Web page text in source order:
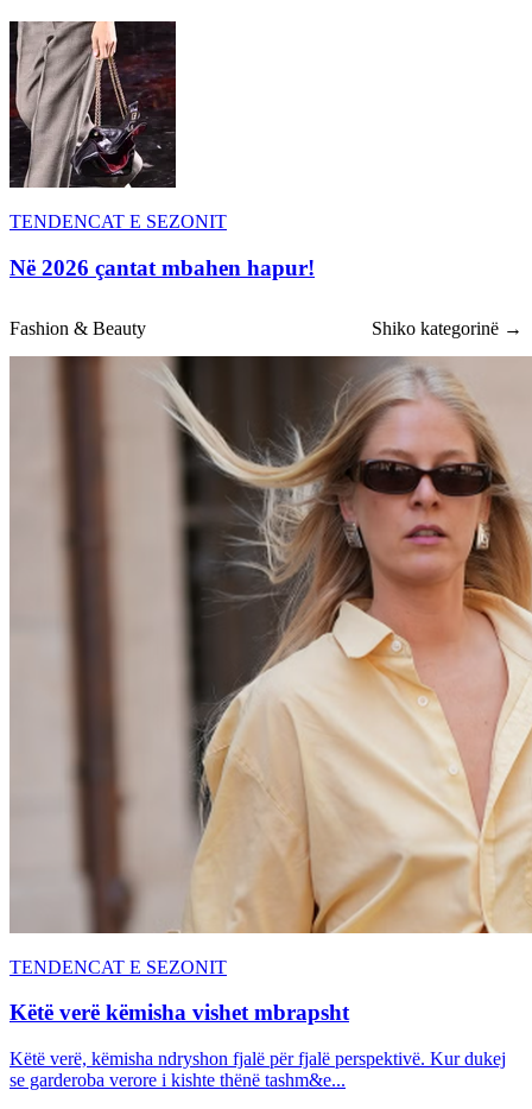
TENDENCAT E SEZONIT
Në 2026 çantat mbahen hapur!
Fashion & Beauty Shiko kategorinë →
TENDENCAT E SEZONIT
Këtë verë këmisha vishet mbrapsht
Këtë verë, këmisha ndryshon fjalë për fjalë perspektivë. Kur dukej
se garderoba verore i kishte thënë tashm&e...